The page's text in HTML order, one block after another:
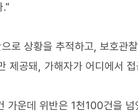
."
로 상황을 추적하고, 보호관
제공돼, 가해자가 어디에서
가운데 위반은 1천100건을